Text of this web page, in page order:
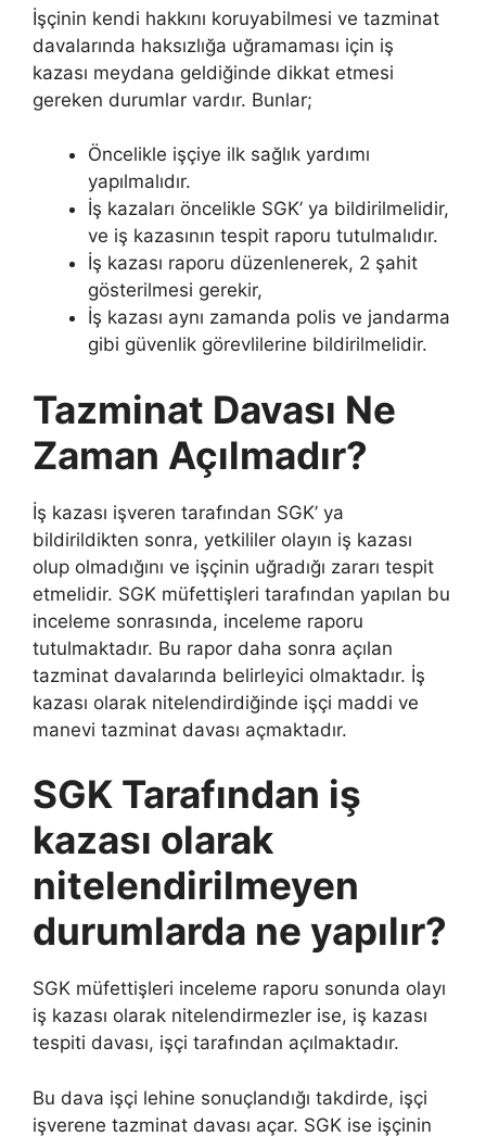
İşçinin kendi hakkını koruyabilmesi ve tazminat
davalarında haksızlığa uğramaması için iş
kazası meydana geldiğinde dikkat etmesi
gereken durumlar vardır. Bunlar;
Öncelikle işçiye ilk sağlık yardımı
yapılmalıdır.
İş kazaları öncelikle SGK’ ya bildirilmelidir,
ve iş kazasının tespit raporu tutulmalıdır.
İş kazası raporu düzenlenerek, 2 şahit
gösterilmesi gerekir,
İş kazası aynı zamanda polis ve jandarma
gibi güvenlik görevlilerine bildirilmelidir.
Tazminat Davası Ne
Zaman Açılmadır?
İş kazası işveren tarafından SGK’ ya
bildirildikten sonra, yetkililer olayın iş kazası
olup olmadığını ve işçinin uğradığı zararı tespit
etmelidir. SGK müfettişleri tarafından yapılan bu
inceleme sonrasında, inceleme raporu
tutulmaktadır. Bu rapor daha sonra açılan
tazminat davalarında belirleyici olmaktadır. İş
kazası olarak nitelendirdiğinde işçi maddi ve
manevi tazminat davası açmaktadır.
SGK Tarafından iş
kazası olarak
nitelendirilmeyen
durumlarda ne yapılır?
SGK müfettişleri inceleme raporu sonunda olayı
iş kazası olarak nitelendirmezler ise, iş kazası
tespiti davası, işçi tarafından açılmaktadır.
Bu dava işçi lehine sonuçlandığı takdirde, işçi
işverene tazminat davası açar. SGK ise işçinin